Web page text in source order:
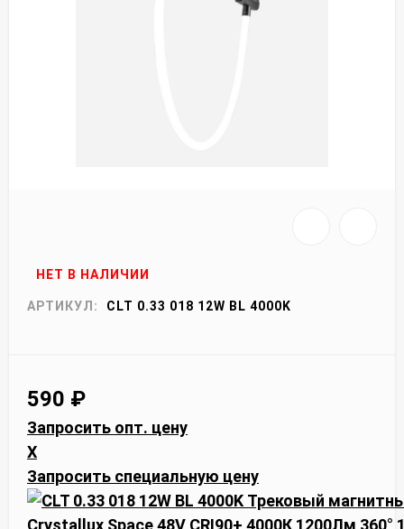
НЕТ В НАЛИЧИИ
АРТИКУЛ: CLT 0.33 018 12W BL 4000K
590 ₽
Запросить опт. цену
X
Запросить специальную цену